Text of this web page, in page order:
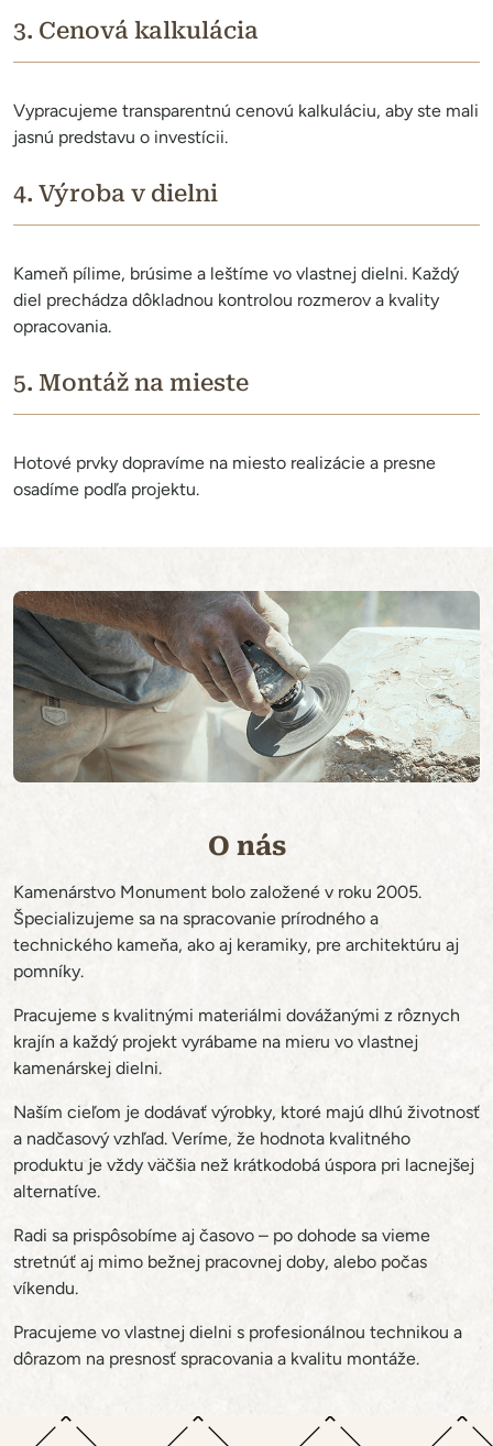
3. Cenová kalkulácia
Vypracujeme transparentnú cenovú kalkuláciu, aby ste mali
jasnú predstavu o investícii.
4. Výroba v dielni
Kameň pílime, brúsime a leštíme vo vlastnej dielni. Každý
diel prechádza dôkladnou kontrolou rozmerov a kvality
opracovania.
5. Montáž na mieste
Hotové prvky dopravíme na miesto realizácie a presne
osadíme podľa projektu.
O nás
Kamenárstvo Monument bolo založené v roku 2005.
Špecializujeme sa na spracovanie prírodného a
technického kameňa, ako aj keramiky, pre architektúru aj
pomníky.
Pracujeme s kvalitnými materiálmi dovážanými z rôznych
krajín a každý projekt vyrábame na mieru vo vlastnej
kamenárskej dielni.
Naším cieľom je dodávať výrobky, ktoré majú dlhú životnosť
a nadčasový vzhľad. Veríme, že hodnota kvalitného
produktu je vždy väčšia než krátkodobá úspora pri lacnejšej
alternatíve.
Radi sa prispôsobíme aj časovo – po dohode sa vieme
stretnúť aj mimo bežnej pracovnej doby, alebo počas
víkendu.
Pracujeme vo vlastnej dielni s profesionálnou technikou a
dôrazom na presnosť spracovania a kvalitu montáže.